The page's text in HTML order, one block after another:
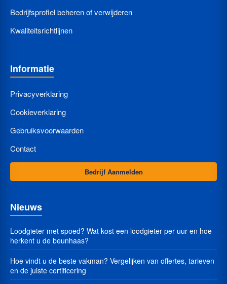
Bedrijfsprofiel beheren of verwijderen
Kwaliteitsrichtlijnen
Informatie
Privacyverklaring
Cookieverklaring
Gebruiksvoorwaarden
Contact
Bedrijf Aanmelden
Nieuws
Loodgieter met spoed? Wat kost een loodgieter per uur en hoe
herkent u de beunhaas?
Hoe vindt u de beste vakman? Vergelijken van offertes, tarieven
en de juiste certificering